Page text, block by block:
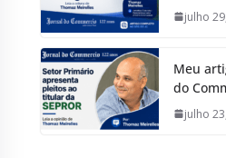
julho
Meu
do
julho